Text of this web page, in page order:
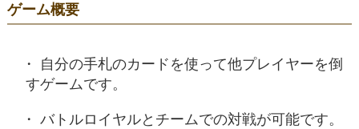
ゲーム概要
自分の手札のカードを使って他プレイヤーを倒
すゲームです。
バトルロイヤルとチームでの対戦が可能です。